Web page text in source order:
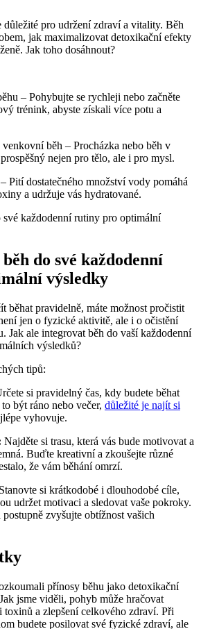
důležité pro udržení zdraví a vitality. Běh
jak maximalizovat detoxikační efekty
Jak toho dosáhnout?
– Pohybujte se rychleji nebo začněte
trénink, abyste získali více potu a
venkovní běh – Procházka nebo běh v
nejen pro tělo, ale i pro mysl.
Pití dostatečného množství vody pomáhá
a udržuje vás hydratované.
do své každodenní
výsledky
běhat pravidelně, máte možnost pročistit
jen o fyzické aktivitě, ale i o očistění
Jak ale integrovat běh do vaší každodenní
výsledků?
tipů:
si pravidelný čas, kdy budete běhat
být ráno nebo večer, důležité je najít si
vyhovuje.
Najděte si trasu, která vás bude motivovat a
Buďte kreativní a zkoušejte různé
že vám běhání omrzí.
Stanovte si krátkodobé i dlouhodobé cíle,
udržet motivaci a sledovat vaše pokroky.
zvyšujte obtížnost vašich
přínosy běhu jako detoxikační
jsme viděli, pohyb může hračovat
a zlepšení celkového zdraví. Při
budete posilovat své fyzické zdraví, ale